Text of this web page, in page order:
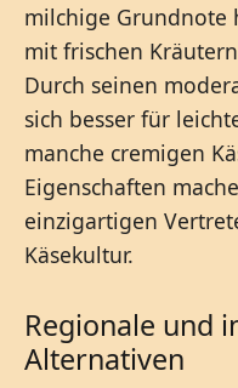
milchige Grundnote
mit frischen
Durch seinen
sich besser für
manche cremigen
Eigenschaften
einzigartigen
Käsekultur.
Regionale und
Alternativen